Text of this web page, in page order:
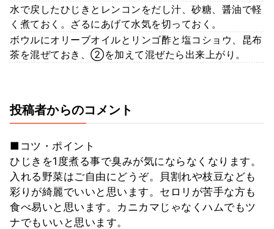
水で戻したひじきとレンコンをだし汁、砂糖、醤油で軽
く煮ておく。ざるにあげて水気を切っておく。
ボウルにオリーブオイルとリンゴ酢と塩コショウ、昆布
茶を混ぜておき、②を加えて混ぜたら出来上がり。
投稿者からのコメント
■コツ・ポイント
ひじきを1度煮る事で臭みが気にならなくなります。
入れる野菜はご自由にどうぞ。貝割れや枝豆なども
彩りが綺麗でいいと思います。セロリが苦手な方も
食べ易いと思います。カニカマじゃなくハムでもツ
ナでもいいと思います。